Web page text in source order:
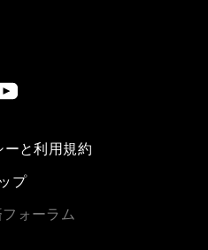
ーと利用規約
プ
ォーラム